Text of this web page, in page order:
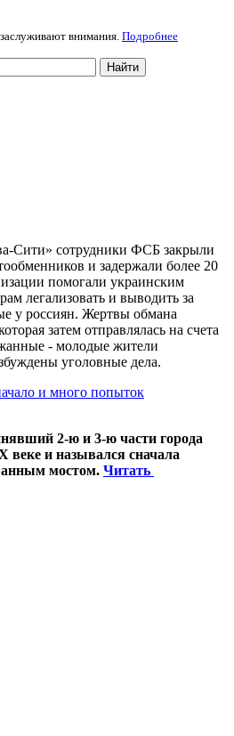
внимания. Подробнее
Найти
Сити» сотрудники ФСБ закрыли
и задержали более 20
помогали украинским
легализовать и выводить за
у россиян. Жертвы обмана
затем отправлялась на счета
- молодые жители
уголовные дела.
и много попыток
2-ю и 3-ю части города
веке и назывался сначала
мостом. Читать